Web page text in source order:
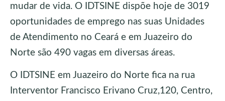
mudar de vida. O IDTSINE dispõe hoje de 3019
oportunidades de emprego nas suas Unidades
de Atendimento no Ceará e em Juazeiro do
Norte são 490 vagas em diversas áreas.
O IDTSINE em Juazeiro do Norte fica na rua
Interventor Francisco Erivano Cruz,120, Centro,